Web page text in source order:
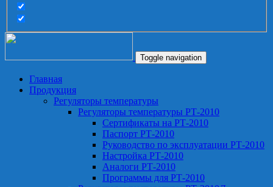
Toggle navigation
Главная
Продукция
Регуляторы температуры
Регуляторы температуры РТ-2010
Сертификаты на РТ-2010
Паспорт РТ-2010
Руководство по эксплуатации РТ-2010
Настройка РТ-2010
Аналоги РТ-2010
Программы для РТ-2010